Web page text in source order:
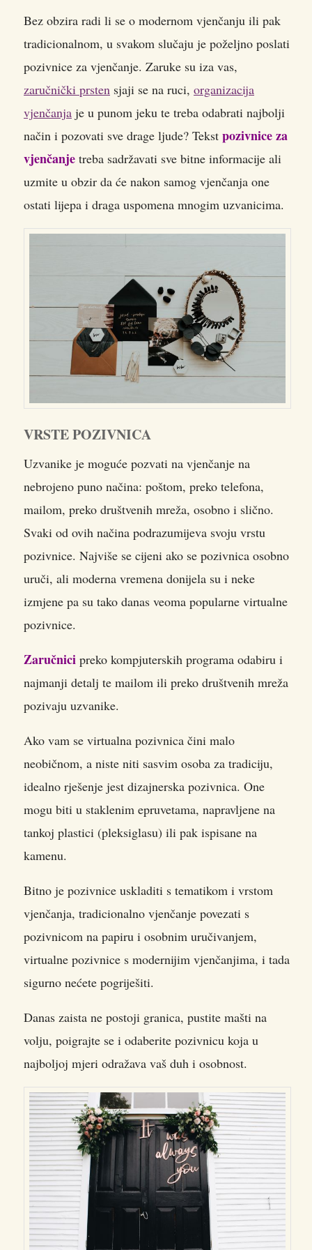
Bez obzira radi li se o modernom vjenčanju ili pak
tradicionalnom, u svakom slučaju je poželjno poslati
pozivnice za vjenčanje. Zaruke su iza vas,
zaručnički prsten sjaji se na ruci, organizacija
vjenčanja je u punom jeku te treba odabrati najbolji
način i pozovati sve drage ljude? Tekst pozivnice za
vjenčanje treba sadržavati sve bitne informacije ali
uzmite u obzir da će nakon samog vjenčanja one
ostati lijepa i draga uspomena mnogim uzvanicima.
VRSTE POZIVNICA
Uzvanike je moguće pozvati na vjenčanje na
nebrojeno puno načina: poštom, preko telefona,
mailom, preko društvenih mreža, osobno i slično.
Svaki od ovih načina podrazumijeva svoju vrstu
pozivnice. Najviše se cijeni ako se pozivnica osobno
uruči, ali moderna vremena donijela su i neke
izmjene pa su tako danas veoma popularne virtualne
pozivnice.
Zaručnici preko kompjuterskih programa odabiru i
najmanji detalj te mailom ili preko društvenih mreža
pozivaju uzvanike.
Ako vam se virtualna pozivnica čini malo
neobičnom, a niste niti sasvim osoba za tradiciju,
idealno rješenje jest dizajnerska pozivnica. One
mogu biti u staklenim epruvetama, napravljene na
tankoj plastici (pleksiglasu) ili pak ispisane na
kamenu.
Bitno je pozivnice uskladiti s tematikom i vrstom
vjenčanja, tradicionalno vjenčanje povezati s
pozivnicom na papiru i osobnim uručivanjem,
virtualne pozivnice s modernijim vjenčanjima, i tada
sigurno nećete pogriješiti.
Danas zaista ne postoji granica, pustite mašti na
volju, poigrajte se i odaberite pozivnicu koja u
najboljoj mjeri odražava vaš duh i osobnost.